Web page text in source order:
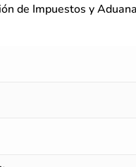
de Impuestos y